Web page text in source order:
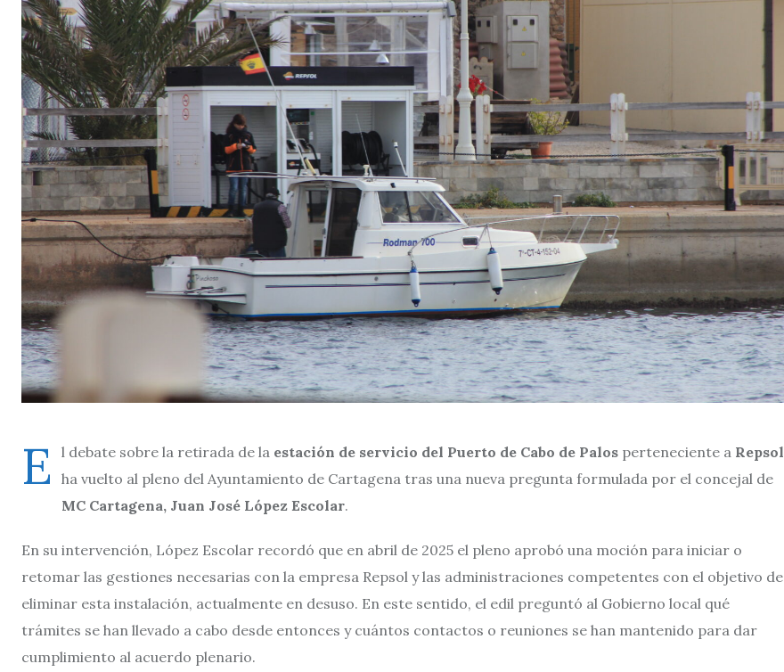
E l debate sobre la retirada de la estación de servicio del Puerto de Cabo de Palos perteneciente a Repsol
ha vuelto al pleno del Ayuntamiento de Cartagena tras una nueva pregunta formulada por el concejal de
MC Cartagena, Juan José López Escolar.
En su intervención, López Escolar recordó que en abril de 2025 el pleno aprobó una moción para iniciar o
retomar las gestiones necesarias con la empresa Repsol y las administraciones competentes con el objetivo de
eliminar esta instalación, actualmente en desuso. En este sentido, el edil preguntó al Gobierno local qué
trámites se han llevado a cabo desde entonces y cuántos contactos o reuniones se han mantenido para dar
cumplimiento al acuerdo plenario.